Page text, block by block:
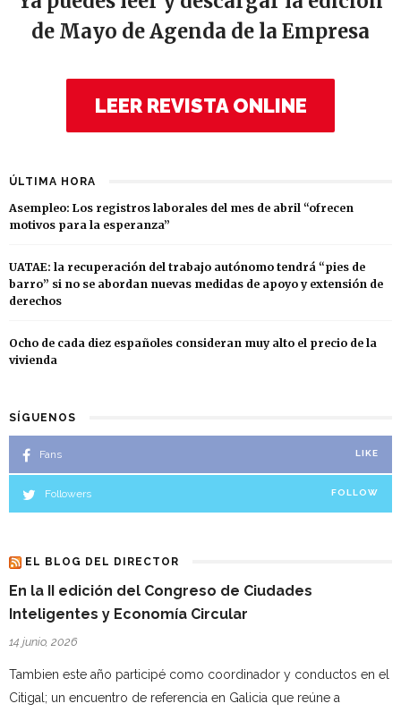
de Mayo de Agenda de la Empresa
LEER REVISTA ONLINE
ÚLTIMA HORA
Asempleo: Los registros laborales del mes de abril “ofrecen
motivos para la esperanza”
UATAE: la recuperación del trabajo autónomo tendrá “pies de
barro” si no se abordan nuevas medidas de apoyo y extensión de
derechos
Ocho de cada diez españoles consideran muy alto el precio de la
vivienda
SÍGUENOS
Fans LIKE
Followers FOLLOW
EL BLOG DEL DIRECTOR
En la II edición del Congreso de Ciudades
Inteligentes y Economía Circular
14 junio, 2026
Tambien este año participé como coordinador y conductos en el
Citigal; un encuentro de referencia en Galicia que reúne a